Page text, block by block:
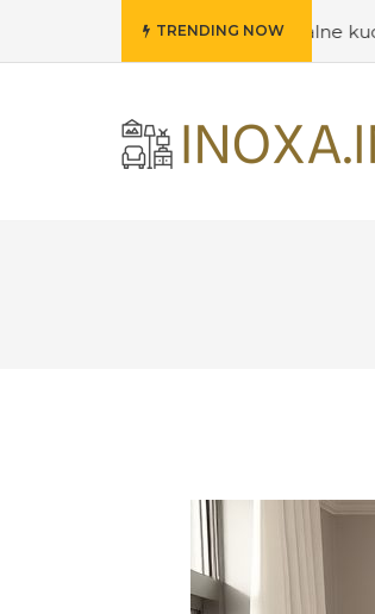
TRENDING NOW
na oryginalne kuchenne półki